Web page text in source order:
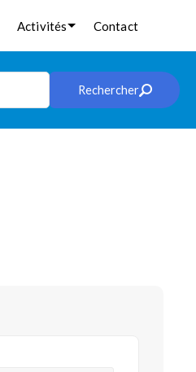
Activités Contact
Rechercher